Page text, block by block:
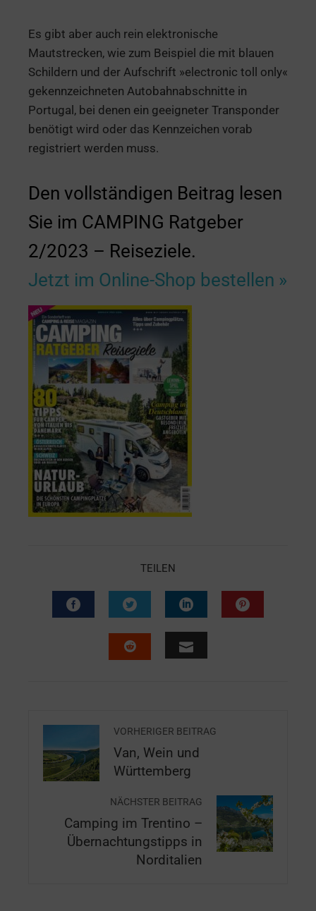
Es gibt aber auch rein elektronische
Mautstrecken, wie zum Beispiel die mit blauen
Schildern und der Aufschrift »electronic toll only«
gekennzeichneten Autobahnabschnitte in
Portugal, bei denen ein geeigneter Transponder
benötigt wird oder das Kennzeichen vorab
registriert werden muss.
Den vollständigen Beitrag lesen
Sie im CAMPING Ratgeber
2/2023 – Reiseziele.
Jetzt im Online-Shop bestellen »
TEILEN
VORHERIGER BEITRAG
Van, Wein und
Württemberg
NÄCHSTER BEITRAG
Camping im Trentino –
Übernachtungstipps in
Norditalien